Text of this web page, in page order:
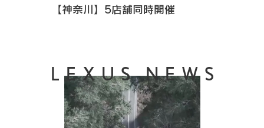
【神奈川】5店舗同時開催
LEXUS NEWS